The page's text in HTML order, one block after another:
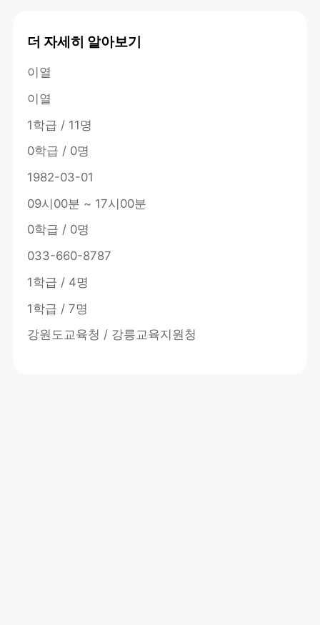
더 자세히 알아보기
이열
이열
1학급 / 11명
0학급 / 0명
1982-03-01
09시00분 ~ 17시00분
0학급 / 0명
033-660-8787
1학급 / 4명
1학급 / 7명
강원도교육청 / 강릉교육지원청